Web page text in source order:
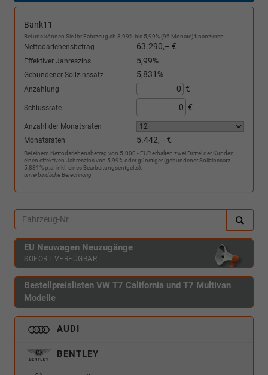
Bank11
Bei uns können Sie Ihr Fahrzeug ab 3,99% bis 5,99% (96 Monate) finanzieren.
Nettodarlehensbetrag 63.290,– €
Effektiver Jahreszins 5,99%
Gebundener Sollzinssatz 5,831%
Anzahlung €
Schlussrate €
Anzahl der Monatsraten
Monatsraten
5.442,– €
Bei einem Nettodarlehensbetrag von 5.000,- EUR erhalten zwei Drittel der Kunden
einen effektiven Jahreszins von 5,99% oder günstiger (gebundener Sollzinssatz
5,831% p.a. inkl. eines Bearbeitungsentgelts).
unverbindliche Berechnung
EU Neuwagen Neuzugänge
SOFORT VERFÜGBAR
Bestellpreislisten VW T7 California und T7 Multivan
Modelle
AUDI
BENTLEY